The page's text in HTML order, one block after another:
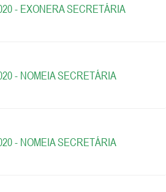
- EXONERA SECRETÁRIA
- NOMEIA SECRETÁRIA
- NOMEIA SECRETÁRIA